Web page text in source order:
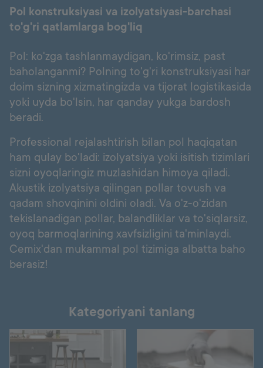
Pol konstruksiyasi va izolyatsiyasi-barchasi
to'g'ri qatlamlarga bog'liq
Pol: ko'zga tashlanmaydigan, ko'rimsiz, past
baholanganmi? Polning to'g'ri konstruksiyasi har
doim sizning xizmatingizda va tijorat logistikasida
yoki uyda bo'lsin, har qanday yukga bardosh
beradi.
Professional rejalashtirish bilan pol haqiqatan
ham qulay bo'ladi: izolyatsiya yoki isitish tizimlari
sizni oyoqlaringiz muzlashidan himoya qiladi.
Akustik izolyatsiya qilingan pollar tovush va
qadam shovqinini oldini oladi. Va o'z-o'zidan
tekislanadigan pollar, balandliklar va to'siqlarsiz,
oyoq barmoqlarining xavfsizligini ta'minlaydi.
Cemix'dan mukammal pol tizimiga albatta baho
berasiz!
Kategoriyani tanlang